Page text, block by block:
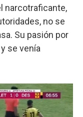
narcotraficante,
no se
Su pasión por
se venía